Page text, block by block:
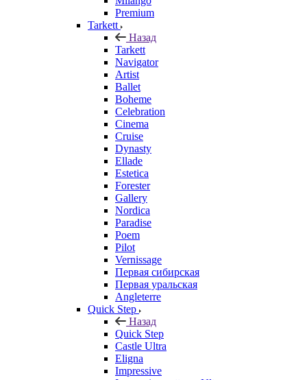
Premium
Tarkett
Назад
Tarkett
Navigator
Artist
Ballet
Boheme
Celebration
Cinema
Cruise
Dynasty
Ellade
Estetica
Forester
Gallery
Nordica
Paradise
Poem
Pilot
Vernissage
Первая сибирская
Первая уральская
Angleterre
Quick Step
Назад
Quick Step
Castle Ultra
Eligna
Impressive